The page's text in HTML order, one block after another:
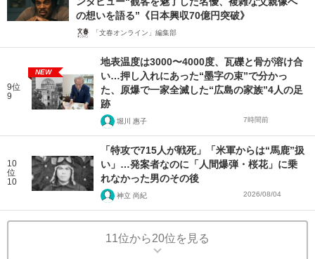
の想いを語る”《日本興収70億円突破》
「文春オンライン」編集部
9位
9
NEW
地表温度は3000〜4000度、瓦礫と骨が溶け合
い…押し入れにあった“墨字の束”で分かっ
た、原爆で一家全滅した“広島の家族”4人の足
跡
堀川 惠子 7時間前
10
位
10
「特攻で715人が戦死」「米軍からは“馬鹿”扱
い」…発案者なのに「人間爆弾・桜花」に乗
れなかった男のその後
神立 尚紀 2026/08/04
11位から20位を見る